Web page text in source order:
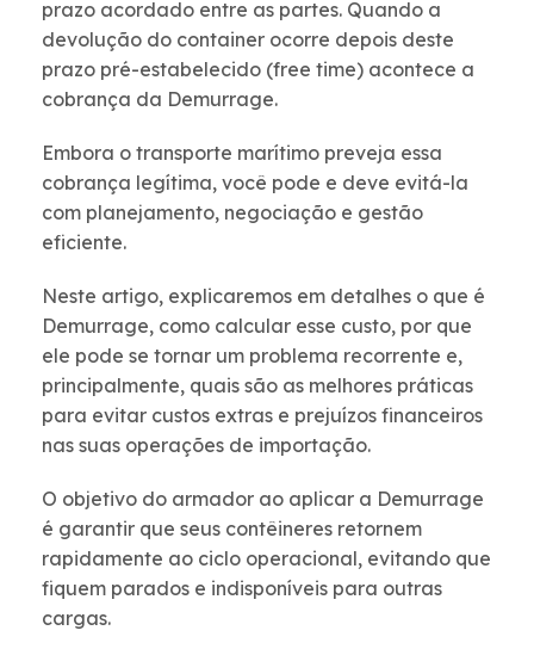
prazo acordado entre as partes. Quando a
devolução do container ocorre depois deste
prazo pré-estabelecido (free time) acontece a
cobrança da Demurrage.
Embora o transporte marítimo preveja essa
cobrança legítima, você pode e deve evitá-la
com planejamento, negociação e gestão
eficiente.
Neste artigo, explicaremos em detalhes o que é
Demurrage, como calcular esse custo, por que
ele pode se tornar um problema recorrente e,
principalmente, quais são as melhores práticas
para evitar custos extras e prejuízos financeiros
nas suas operações de importação.
O objetivo do armador ao aplicar a Demurrage
é garantir que seus contêineres retornem
rapidamente ao ciclo operacional, evitando que
fiquem parados e indisponíveis para outras
cargas.